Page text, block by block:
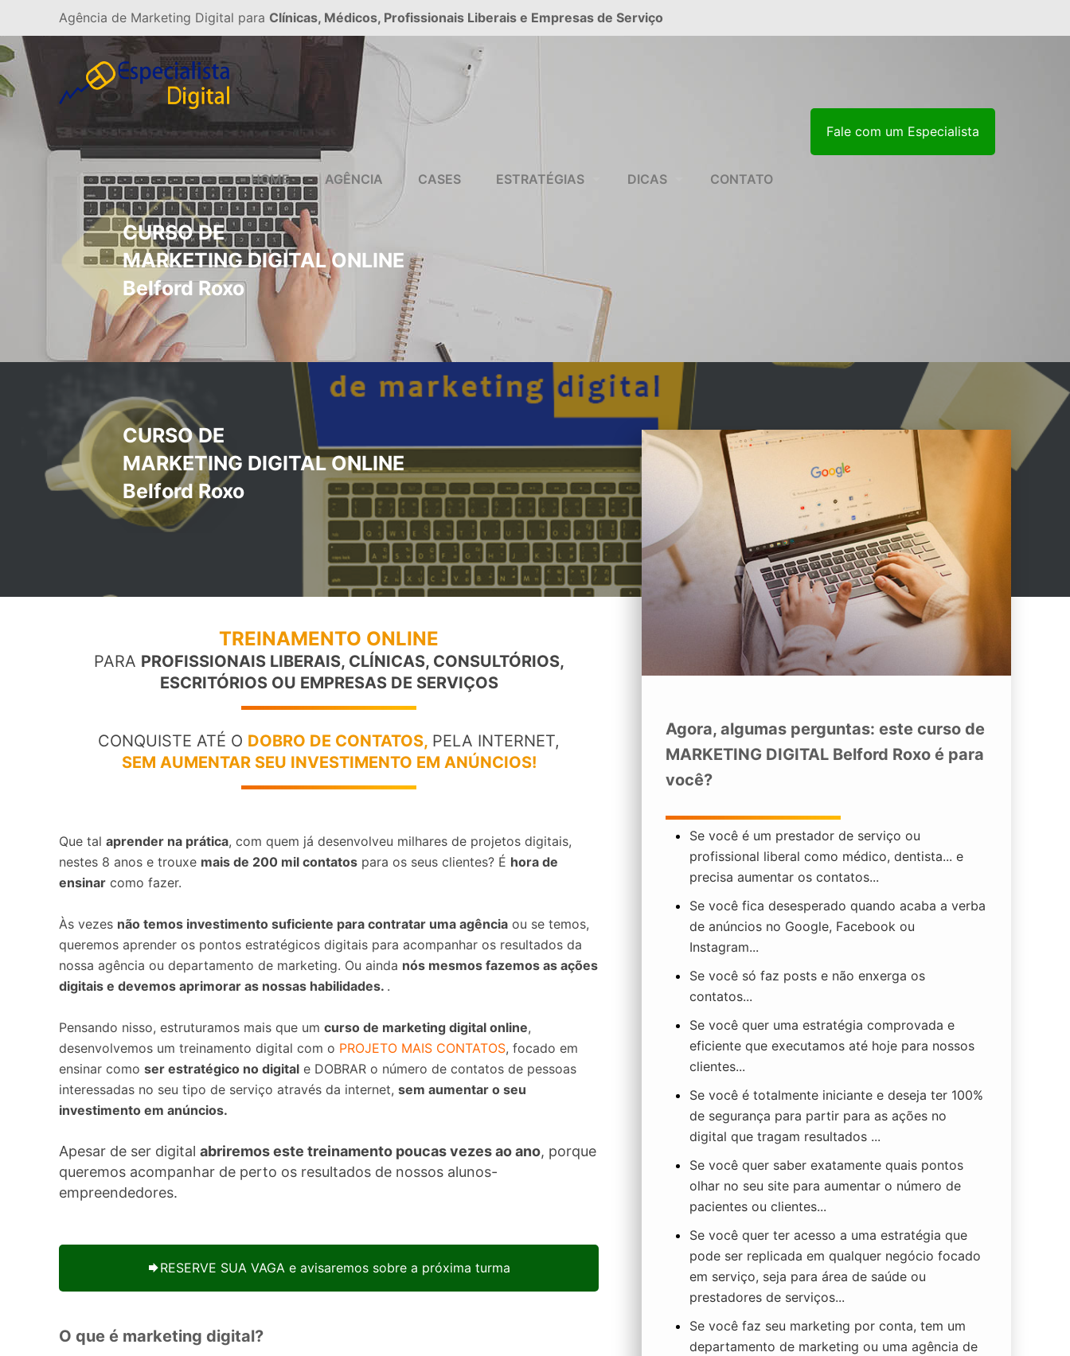
Agência de Marketing Digital para Clínicas, Médicos, Profissionais Liberais e Empresas de Serviço
HOME AGÊNCIA CASES ESTRATÉGIAS DICAS CONTATO
Fale com um Especialista
CURSO DE
MARKETING DIGITAL ONLINE
Belford Roxo
CURSO DE
MARKETING DIGITAL ONLINE
Belford Roxo
TREINAMENTO ONLINE
PARA PROFISSIONAIS LIBERAIS, CLÍNICAS, CONSULTÓRIOS,
ESCRITÓRIOS OU EMPRESAS DE SERVIÇOS
CONQUISTE ATÉ O DOBRO DE CONTATOS, PELA INTERNET,
SEM AUMENTAR SEU INVESTIMENTO EM ANÚNCIOS!
Que tal aprender na prática, com quem já desenvolveu milhares de projetos digitais,
nestes 8 anos e trouxe mais de 200 mil contatos para os seus clientes? É hora de
ensinar como fazer.
Às vezes não temos investimento suficiente para contratar uma agência ou se temos,
queremos aprender os pontos estratégicos digitais para acompanhar os resultados da
nossa agência ou departamento de marketing. Ou ainda nós mesmos fazemos as ações
digitais e devemos aprimorar as nossas habilidades. .
Pensando nisso, estruturamos mais que um curso de marketing digital online,
desenvolvemos um treinamento digital com o PROJETO MAIS CONTATOS, focado em
ensinar como ser estratégico no digital e DOBRAR o número de contatos de pessoas
interessadas no seu tipo de serviço através da internet, sem aumentar o seu
investimento em anúncios.
Apesar de ser digital abriremos este treinamento poucas vezes ao ano, porque
queremos acompanhar de perto os resultados de nossos alunos-
empreendedores.
RESERVE SUA VAGA e avisaremos sobre a próxima turma
O que é marketing digital?
Agora, algumas perguntas: este curso de
MARKETING DIGITAL Belford Roxo é para
você?
Se você é um prestador de serviço ou
profissional liberal como médico, dentista... e
precisa aumentar os contatos...
Se você fica desesperado quando acaba a verba
de anúncios no Google, Facebook ou
Instagram...
Se você só faz posts e não enxerga os
contatos...
Se você quer uma estratégia comprovada e
eficiente que executamos até hoje para nossos
clientes...
Se você é totalmente iniciante e deseja ter 100%
de segurança para partir para as ações no
digital que tragam resultados ...
Se você quer saber exatamente quais pontos
olhar no seu site para aumentar o número de
pacientes ou clientes...
Se você quer ter acesso a uma estratégia que
pode ser replicada em qualquer negócio focado
em serviço, seja para área de saúde ou
prestadores de serviços...
Se você faz seu marketing por conta, tem um
departamento de marketing ou uma agência de